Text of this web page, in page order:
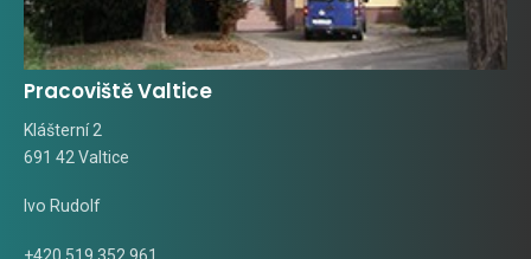
Pracoviště Valtice
Klášterní 2
691 42 Valtice
Ivo Rudolf
+420 519 352 961